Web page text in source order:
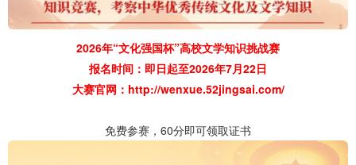
2026年“文化强国杯”高校文学知识挑战赛
报名时间：即日起至2026年7月22日
大赛官网： http://wenxue.52jingsai.com/
免费参赛，60分即可领取证书